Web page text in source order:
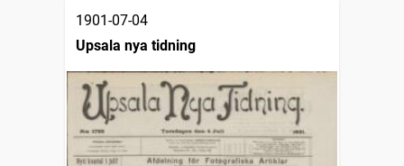
1901-07-04
Upsala nya tidning